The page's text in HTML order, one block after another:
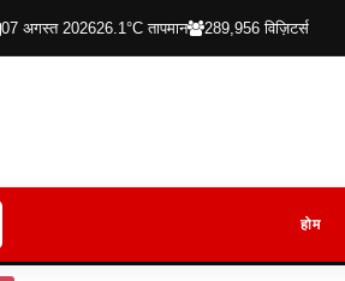
07 अगस्त 202626.1°C तापमान 289,956 विज़िटर्स
होम